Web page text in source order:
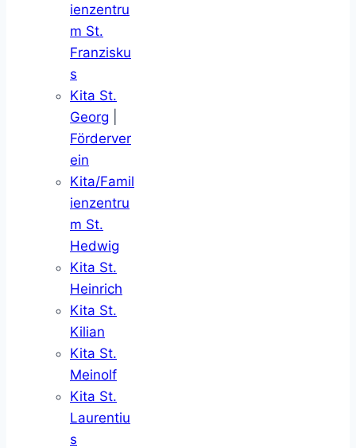
ienzentru
m St.
Franzisku
s
Kita St.
Georg
Förderver
ein
Kita/Famil
ienzentru
m St.
Hedwig
Kita St.
Heinrich
Kita St.
Kilian
Kita St.
Meinolf
Kita St.
Laurentiu
s